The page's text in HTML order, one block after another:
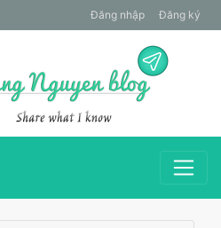
Đăng nhập Đăng ký